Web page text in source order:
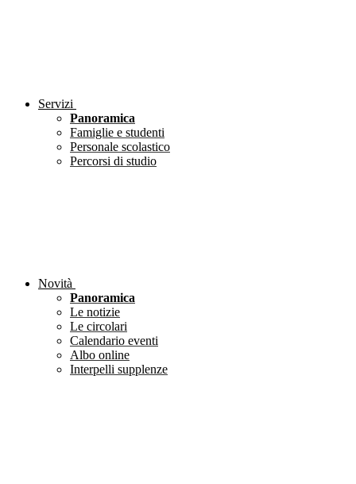
Servizi
Panoramica
Famiglie e studenti
Personale scolastico
Percorsi di studio
Novità
Panoramica
Le notizie
Le circolari
Calendario eventi
Albo online
Interpelli supplenze